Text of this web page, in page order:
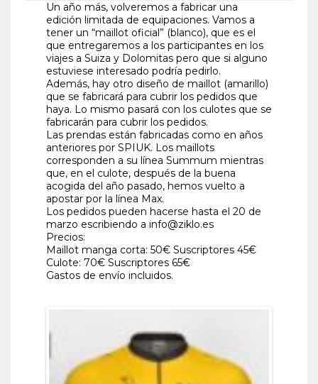
Un año más, volveremos a fabricar una
edición limitada de equipaciones. Vamos a
tener un “maillot oficial” (blanco), que es el
que entregaremos a los participantes en los
viajes a Suiza y Dolomitas pero que si alguno
estuviese interesado podría pedirlo.
Además, hay otro diseño de maillot (amarillo)
que se fabricará para cubrir los pedidos que
haya. Lo mismo pasará con los culotes que se
fabricarán para cubrir los pedidos.
Las prendas están fabricadas como en años
anteriores por SPIUK. Los maillots
corresponden a su línea Summum mientras
que, en el culote, después de la buena
acogida del año pasado, hemos vuelto a
apostar por la línea Max.
Los pedidos pueden hacerse hasta el 20 de
marzo escribiendo a info@ziklo.es
Precios:
Maillot manga corta: 50€ Suscriptores 45€
Culote: 70€ Suscriptores 65€
Gastos de envío incluidos.